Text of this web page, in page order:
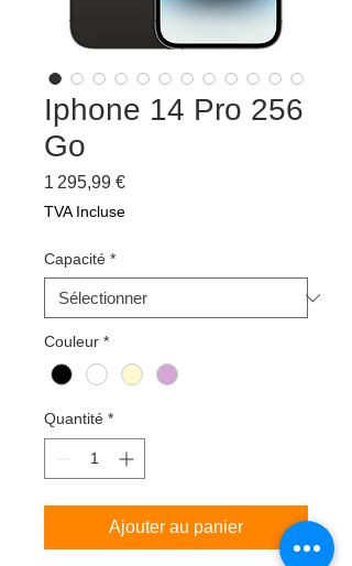
Iphone 14 Pro 256
Go
1 295,99 €Prix
TVA Incluse
Capacité *
Couleur *
Quantité *
Ajouter au panier